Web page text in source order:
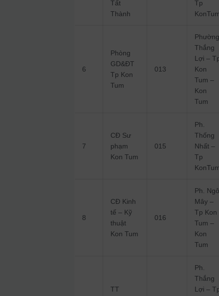
Tất
Thành
Tp
6
Phòng
GD&ĐT
Tp Kon
Tum
013
Thắng
Lợi –
Kon
Tum –
Kon
Tum
7
CĐ Sư
phạm
Kon Tum
015
Ph.
Thống
Nhất –
Tp
8
CĐ Kinh
tế – Kỹ
thuật
Kon Tum
016
Ph.
Mây –
Tp Kon
Tum –
Kon
Tum
TT
Ph.
Thắng
Lợi –